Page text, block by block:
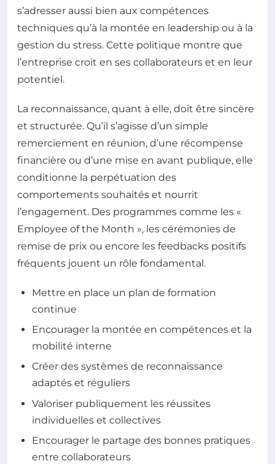
s’adresser aussi bien aux compétences
techniques qu’à la montée en leadership ou à la
gestion du stress. Cette politique montre que
l’entreprise croit en ses collaborateurs et en leur
potentiel.
La reconnaissance, quant à elle, doit être sincère
et structurée. Qu’il s’agisse d’un simple
remerciement en réunion, d’une récompense
financière ou d’une mise en avant publique, elle
conditionne la perpétuation des
comportements souhaités et nourrit
l’engagement. Des programmes comme les «
Employee of the Month », les cérémonies de
remise de prix ou encore les feedbacks positifs
fréquents jouent un rôle fondamental.
Mettre en place un plan de formation
continue
Encourager la montée en compétences et la
mobilité interne
Créer des systèmes de reconnaissance
adaptés et réguliers
Valoriser publiquement les réussites
individuelles et collectives
Encourager le partage des bonnes pratiques
entre collaborateurs